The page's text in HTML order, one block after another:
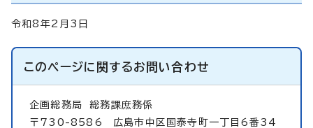
令和8年2月3日
このページに関するお問い合わせ
企画総務局総務課庶務係
〒730-8586 広島市中区国泰寺町一丁目6番34